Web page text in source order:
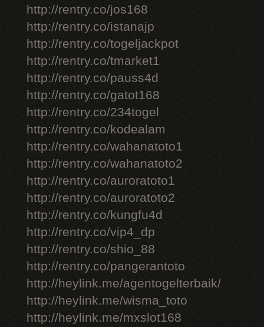
http://rentry.co/jos168
http://rentry.co/istanajp
http://rentry.co/togeljackpot
http://rentry.co/tmarket1
http://rentry.co/pauss4d
http://rentry.co/gatot168
http://rentry.co/234togel
http://rentry.co/kodealam
http://rentry.co/wahanatoto1
http://rentry.co/wahanatoto2
http://rentry.co/auroratoto1
http://rentry.co/auroratoto2
http://rentry.co/kungfu4d
http://rentry.co/vip4_dp
http://rentry.co/shio_88
http://rentry.co/pangerantoto
http://heylink.me/agentogelterbaik/
http://heylink.me/wisma_toto
http://heylink.me/mxslot168